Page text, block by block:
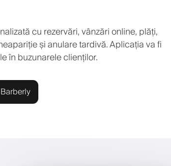
cu rezervări, vânzări online, plăți,
și anulare tardivă. Aplicația va fi
în buzunarele clienților.